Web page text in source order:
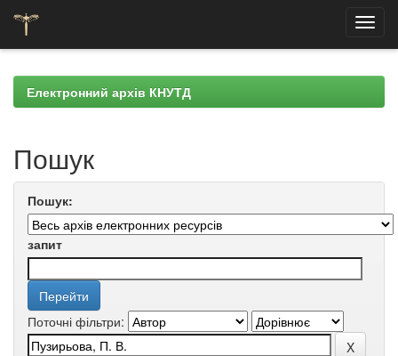
navigationЕлектронний архів КНУТД
Пошук
Пошук:
запит
Поточні фільтри: